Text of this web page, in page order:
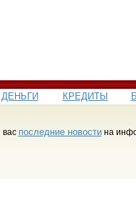
ДЕНЬГИ КРЕДИТЫ
вас последние новостина